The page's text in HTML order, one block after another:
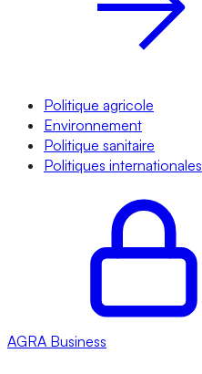
Politique agricole
Environnement
Politique sanitaire
Politiques internationales
AGRA Business